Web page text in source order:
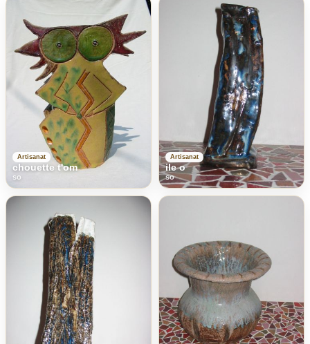
Artisanat
chouette t'om
so
Artisanat
ile o
so